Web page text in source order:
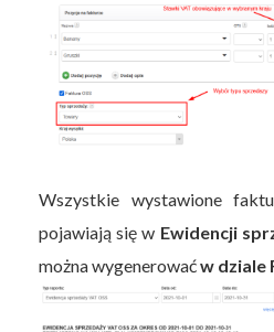
Wszystkie wystawione
pojawiają się w Ewidencji
można wygenerowaćw dziale